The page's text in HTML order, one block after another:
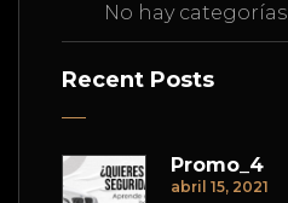
No hay categorías
Recent Posts
Promo_4
abril 15, 2021